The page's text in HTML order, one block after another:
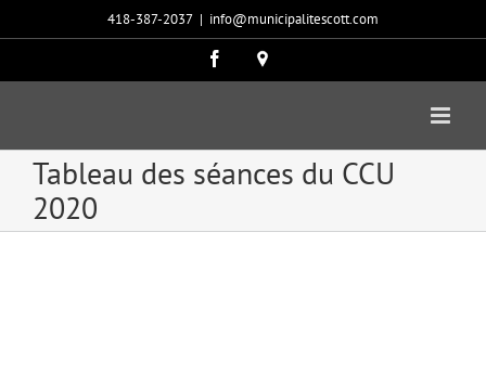
418-387-2037 | info@municipalitescott.com
Facebook
Carte
Tableau des séances du CCU
2020